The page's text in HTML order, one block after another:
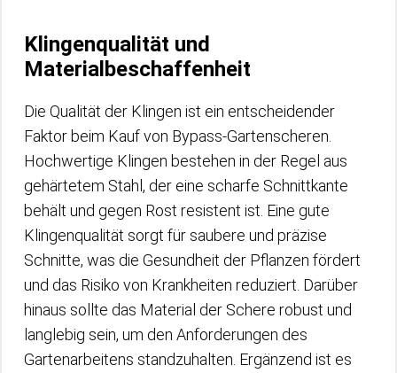
Klingenqualität und
Materialbeschaffenheit
Die Qualität der Klingen ist ein entscheidender
Faktor beim Kauf von Bypass-Gartenscheren.
Hochwertige Klingen bestehen in der Regel aus
gehärtetem Stahl, der eine scharfe Schnittkante
behält und gegen Rost resistent ist. Eine gute
Klingenqualität sorgt für saubere und präzise
Schnitte, was die Gesundheit der Pflanzen fördert
und das Risiko von Krankheiten reduziert. Darüber
hinaus sollte das Material der Schere robust und
langlebig sein, um den Anforderungen des
Gartenarbeitens standzuhalten. Ergänzend ist es